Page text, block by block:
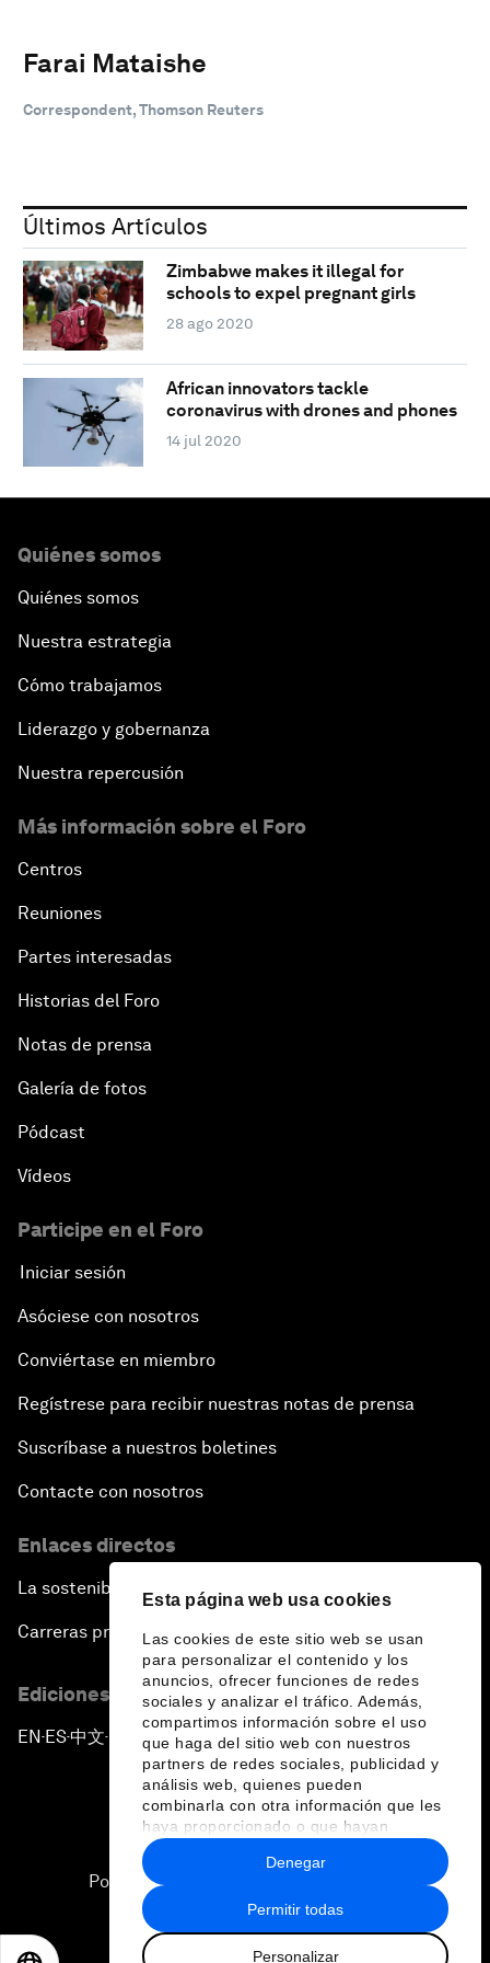
Esta página web usa cookies
Las cookies de este sitio web se usan
para personalizar el contenido y los
anuncios, ofrecer funciones de redes
sociales y analizar el tráfico. Además,
compartimos información sobre el uso
que haga del sitio web con nuestros
partners de redes sociales, publicidad y
análisis web, quienes pueden
combinarla con otra información que les
haya proporcionado o que hayan
recopilado a partir del uso que haya
hecho de sus servicios.
Permitir todas
Personalizar
Denegar
Farai Mataishe
Correspondent, Thomson Reuters
Últimos Artículos
Zimbabwe makes it illegal for
schools to expel pregnant girls
28 ago 2020
African innovators tackle
coronavirus with drones and phones
14 jul 2020
Quiénes somos
Quiénes somos
Nuestra estrategia
Cómo trabajamos
Liderazgo y gobernanza
Nuestra repercusión
Más información sobre el Foro
Centros
Reuniones
Partes interesadas
Historias del Foro
Notas de prensa
Galería de fotos
Pódcast
Vídeos
Participe en el Foro
Iniciar sesión
Asóciese con nosotros
Conviértase en miembro
Regístrese para recibir nuestras notas de prensa
Suscríbase a nuestros boletines
Contacte con nosotros
Enlaces directos
La sostenibilidad en el Foro
Carreras profesionales
Ediciones en otros idiomas
EN ▪ES▪中文▪ 日本語
Política de privacidad y normas de uso
Sitemap